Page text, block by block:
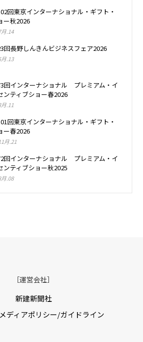
回東京インターナショナル・ギフト・
ー秋2026
月.14
回長野しんきんビジネスフェア2026
月.13
回インターナショナル プレミアム・イ
ンティブショー春2026
.11
回東京インターナショナル・ギフト・
ー春2026
月.21
回インターナショナル プレミアム・イ
ンティブショー秋2025
月.08
［運営会社］
新建新聞社
ディアポリシー/ガイドライン